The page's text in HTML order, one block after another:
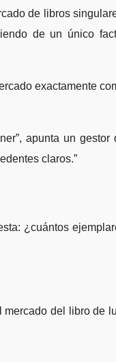
de libros
de un único
exactamente
apunta un gestor
claros.”
¿cuántos
mercado del libro de